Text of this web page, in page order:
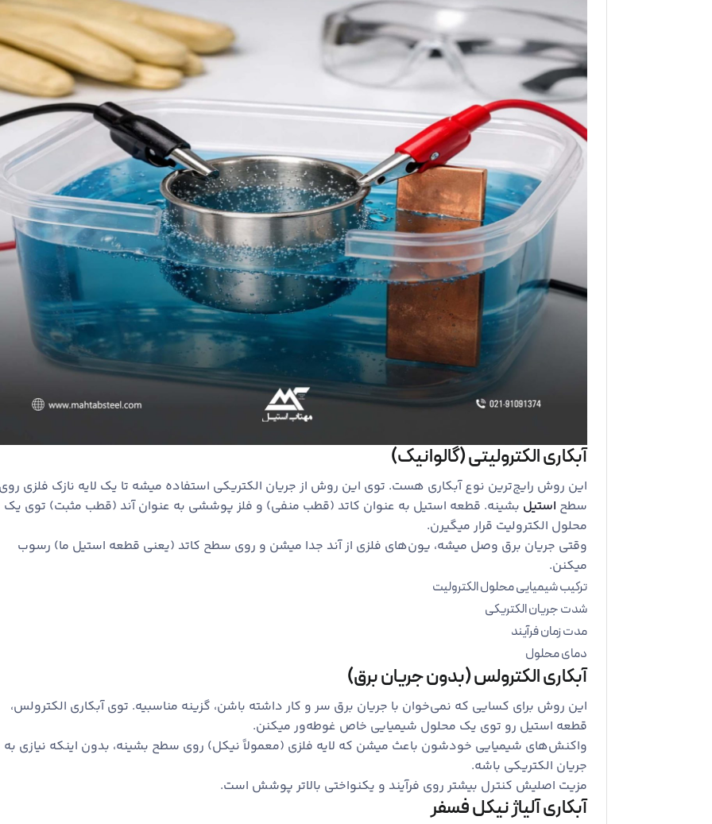
آبکاری الکترولیتی (گالوانیک)
این روش رایج‌ترین نوع آبکاری هست. توی این روش از جریان الکتریکی استفاده میشه تا یک لایه نازک فلزی
سطح استیل بشینه. قطعه استیل به عنوان کاتد (قطب منفی) و فلز پوششی به عنوان آند (قطب مثبت) توی یک
محلول الکترولیت قرار میگیرن.
وقتی جریان برق وصل میشه، یون‌های فلزی از آند جدا میشن و روی سطح کاتد (یعنی قطعه استیل ما) رسوب
میکنن.
ترکیب شیمیایی محلول الکترولیت
شدت جریان الکتریکی
مدت زمان فرآیند
دمای محلول
آبکاری الکترولس (بدون جریان برق)
این روش برای کسایی که نمی‌خوان با جریان برق سر و کار داشته باشن، گزینه مناسبیه. توی آبکاری الکترولس،
قطعه استیل رو توی یک محلول شیمیایی خاص غوطه‌ور میکنن.
واکنش‌های شیمیایی خودشون باعث میشن که لایه فلزی (معمولاً نیکل) روی سطح بشینه، بدون اینکه نیازی به
جریان الکتریکی باشه.
مزیت اصلیش کنترل بیشتر روی فرآیند و یکنواختی بالاتر پوشش است.
آبکاری آلیاژ نیکل فسفر